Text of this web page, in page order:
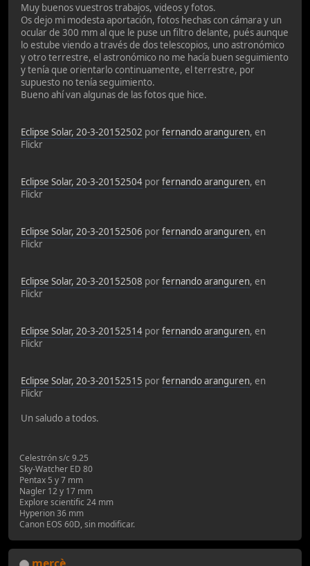
Muy buenos vuestros trabajos, videos y fotos.
Os dejo mi modesta aportación, fotos hechas con cámara y un
ocular de 300 mm al que le puse un filtro delante, pués aunque
lo estube viendo a través de dos telescopios, uno astronómico
y otro terrestre, el astronómico no me hacía buen seguimiento
y tenía que orientarlo continuamente, el terrestre, por
supuesto no tenía seguimiento.
Bueno ahí van algunas de las fotos que hice.
Eclipse Solar, 20-3-20152502 porfernando aranguren, en
Flickr
Eclipse Solar, 20-3-20152504 porfernando aranguren, en
Flickr
Eclipse Solar, 20-3-20152506 porfernando aranguren, en
Flickr
Eclipse Solar, 20-3-20152508 porfernando aranguren, en
Flickr
Eclipse Solar, 20-3-20152514 porfernando aranguren, en
Flickr
Eclipse Solar, 20-3-20152515 porfernando aranguren, en
Flickr
Un saludo a todos.
Celestrón s/c 9.25
Sky-Watcher ED 80
Pentax 5 y 7 mm
Nagler 12 y 17 mm
Explore scientific 24 mm
Hyperion 36 mm
Canon EOS 60D, sin modificar.